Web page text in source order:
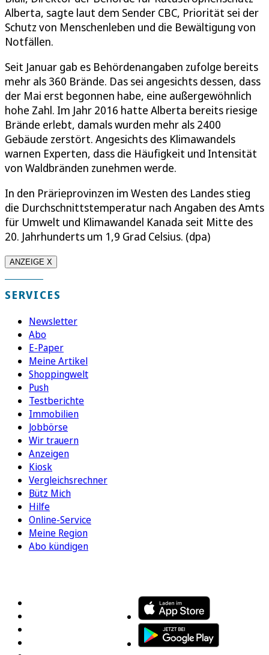
Alberta, sagte laut dem Sender CBC, Priorität sei der
Schutz von Menschenleben und die Bewältigung von
Notfällen.
Seit Januar gab es Behördenangaben zufolge bereits
mehr als 360 Brände. Das sei angesichts dessen, dass
der Mai erst begonnen habe, eine außergewöhnlich
hohe Zahl. Im Jahr 2016 hatte Alberta bereits riesige
Brände erlebt, damals wurden mehr als 2400
Gebäude zerstört. Angesichts des Klimawandels
warnen Experten, dass die Häufigkeit und Intensität
von Waldbränden zunehmen werde.
In den Prärieprovinzen im Westen des Landes stieg
die Durchschnittstemperatur nach Angaben des Amts
für Umwelt und Klimawandel Kanada seit Mitte des
20. Jahrhunderts um 1,9 Grad Celsius. (dpa)
ANZEIGE X
SERVICES
Newsletter
Abo
E-Paper
Meine Artikel
Shoppingwelt
Push
Testberichte
Immobilien
Jobbörse
Wir trauern
Anzeigen
Kiosk
Vergleichsrechner
Bütz Mich
Hilfe
Online-Service
Meine Region
Abo kündigen